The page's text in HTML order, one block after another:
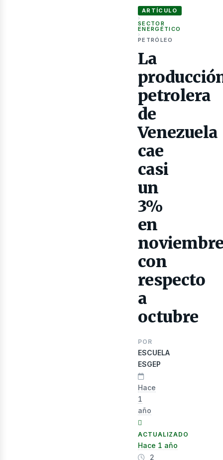
ARTÍCULO
›
SECTOR
ENERGÉTICO
›
PETRÓLEO
La
petrolera
de
Venezuela
cae
casi
un
3%
en
con
respecto
a
octubre
POR
ESCUELA
ESGEP
Hace
1
año
ACTUALIZADO
Hace 1 año
2